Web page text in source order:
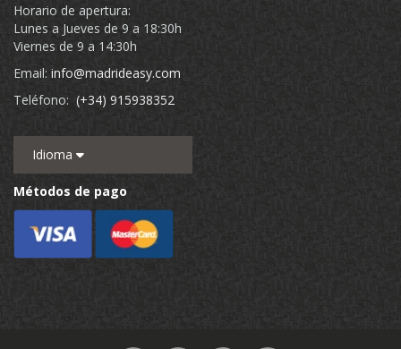
Horario de apertura:
Lunes a Jueves de 9 a 18:30h
Viernes de 9 a 14:30h
Email: info@madrideasy.com
Teléfono: (+34) 915938352
Idioma
Métodos de pago